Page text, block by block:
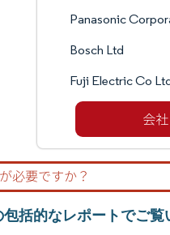
Panasonic
Bosch Ltd
Fuji Electric Co
括的なレポートでご覧